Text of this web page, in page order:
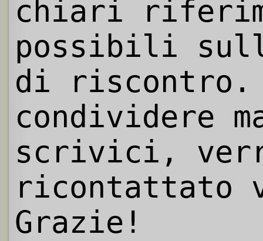
chiari
possibili
di riscontro.
condividere
scrivici,
ricontattato
Grazie!